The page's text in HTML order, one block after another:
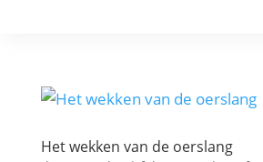
Het wekken van de oerslang